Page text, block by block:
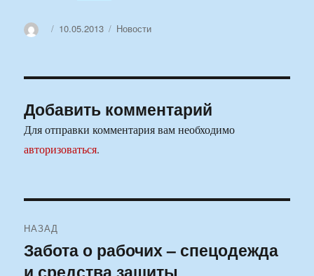
АвторОпубликовано
10.05.2013 Рубрики
Новости
Добавить комментарий
Для отправки комментария вам необходимо
авторизоваться.
по
НАЗАД
Предыдущая
запись:
Забота о рабочих – спецодежда
и средства защиты